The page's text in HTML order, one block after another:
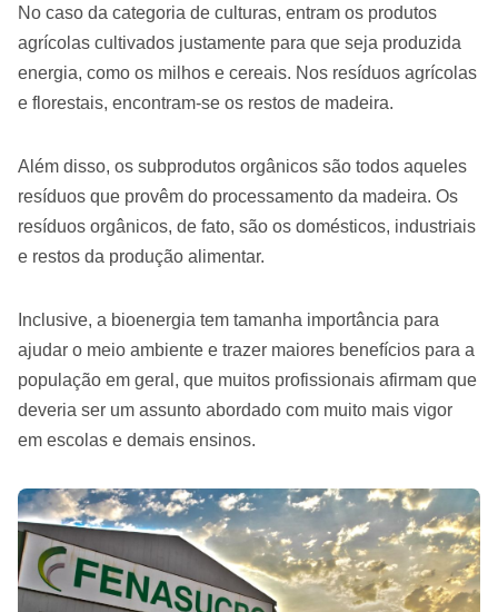
No caso da categoria de culturas, entram os produtos
agrícolas cultivados justamente para que seja produzida
energia, como os milhos e cereais. Nos resíduos agrícolas
e florestais, encontram-se os restos de madeira.
Além disso, os subprodutos orgânicos são todos aqueles
resíduos que provêm do processamento da madeira. Os
resíduos orgânicos, de fato, são os domésticos, industriais
e restos da produção alimentar.
Inclusive, a bioenergia tem tamanha importância para
ajudar o meio ambiente e trazer maiores benefícios para a
população em geral, que muitos profissionais afirmam que
deveria ser um assunto abordado com muito mais vigor
em escolas e demais ensinos.